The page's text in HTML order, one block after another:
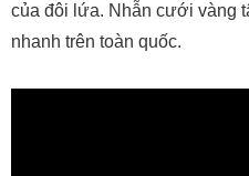
của đôi lứa. Nhẫn cưới vàng
nhanh trên toàn quốc.